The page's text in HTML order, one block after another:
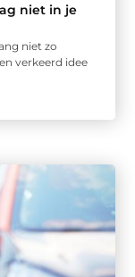
niet in je
niet zo
verkeerd idee